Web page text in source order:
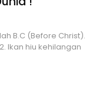
B.C (Before Christ).
Ikan hiu kehilangan